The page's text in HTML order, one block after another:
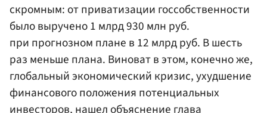
скромным: от приватизации госсобственности
было выручено 1 млрд 930 млн руб.
при прогнозном плане в 12 млрд руб. В шесть
раз меньше плана. Виноват в этом, конечно же,
глобальный экономический кризис, ухудшение
финансового положения потенциальных
инвесторов, нашел объяснение глава